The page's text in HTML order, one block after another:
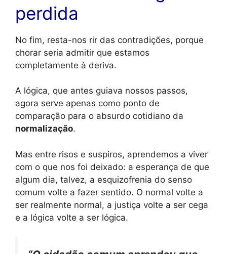
perdida
No fim, resta-nos rir das contradições, porque
chorar seria admitir que estamos
completamente à deriva.
A lógica, que antes guiava nossos passos,
agora serve apenas como ponto de
comparação para o absurdo cotidiano da
normalização.
Mas entre risos e suspiros, aprendemos a viver
com o que nos foi deixado: a esperança de que
algum dia, talvez, a esquizofrenia do senso
comum volte a fazer sentido. O normal volte a
ser realmente normal, a justiça volte a ser cega
e a lógica volte a ser lógica.